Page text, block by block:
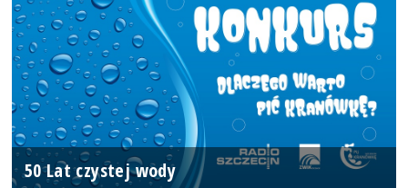
50 Lat czystej wody